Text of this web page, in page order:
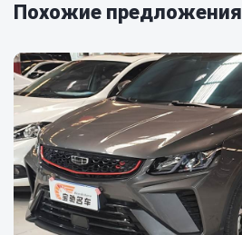
Похожие предложения